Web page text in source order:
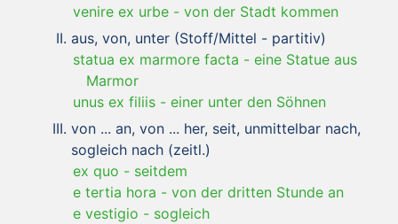
venire ex urbe - von der Stadt kommen
aus, von, unter (Stoff/Mittel - partitiv)
statua ex marmore facta - eine Statue aus
Marmor
unus ex filiis - einer unter den Söhnen
von ... an, von ... her, seit, unmittelbar nach,
sogleich nach (zeitl.)
ex quo - seitdem
e tertia hora - von der dritten Stunde an
e vestigio - sogleich